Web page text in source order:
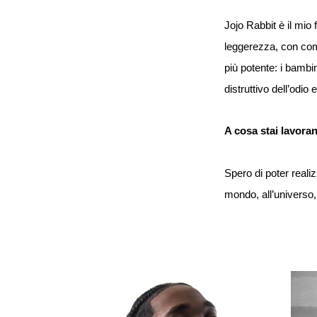
Jojo Rabbit è il mio
leggerezza, con
più potente: i
distruttivo dell’odio
A cosa stai
Spero di poter
mondo,